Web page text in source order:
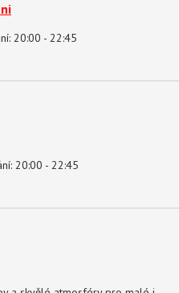
20:00 - 22:45
20:00 - 22:45